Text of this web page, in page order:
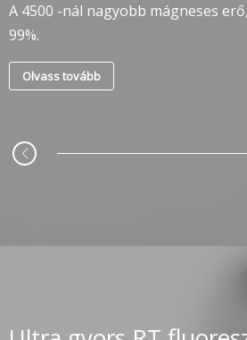
A 4500 -nál nagyobb mágneses
99%.
Olvass tovább